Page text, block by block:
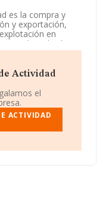
es la compra y
y exportación,
en
de toda clase
en general..
CNAE como
8551. La
tanto de
profesionales y
ha tenido
Actividad
el
ACTIVIDAD